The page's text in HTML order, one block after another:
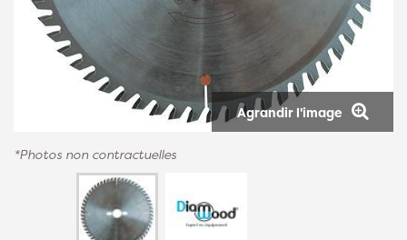
Agrandir l'image
*Photos non contractuelles